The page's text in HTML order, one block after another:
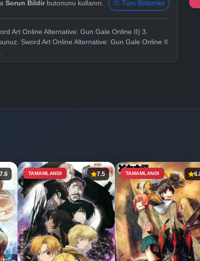
Sorun Bildirbutonunu kullanın. Tüm Bölümler
Art Online Alternative: Gun Gale Online II) 3.
Sword Art Online Alternative: Gun Gale Online II
7.6 TAMAMLANDI 7.5 TAMAMLANDI